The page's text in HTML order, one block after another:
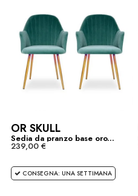
OR SKULL
Sedia da pranzo base oro...
239,00 €
CONSEGNA: UNA SETTIMANA